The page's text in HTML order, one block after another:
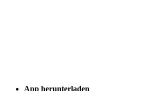
App herunterladen